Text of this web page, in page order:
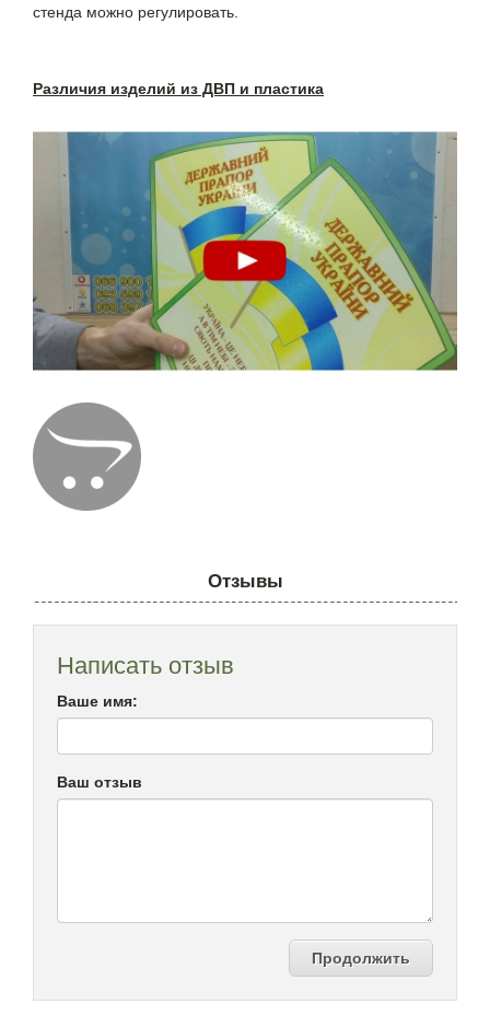
стенда можно регулировать.
Различия изделий из ДВП и пластика
Отзывы
Написать отзыв
Ваше имя:
Ваш отзыв
Продолжить